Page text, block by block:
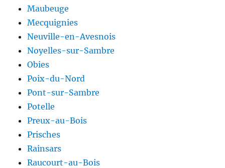
Maubeuge
Mecquignies
Neuville-en-Avesnois
Noyelles-sur-Sambre
Obies
Poix-du-Nord
Pont-sur-Sambre
Potelle
Preux-au-Bois
Prisches
Rainsars
Raucourt-au-Bois